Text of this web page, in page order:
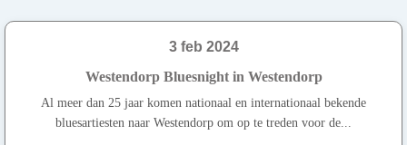
3 feb 2024
Westendorp Bluesnight in Westendorp
Al meer dan 25 jaar komen nationaal en internationaal bekende
bluesartiesten naar Westendorp om op te treden voor de...